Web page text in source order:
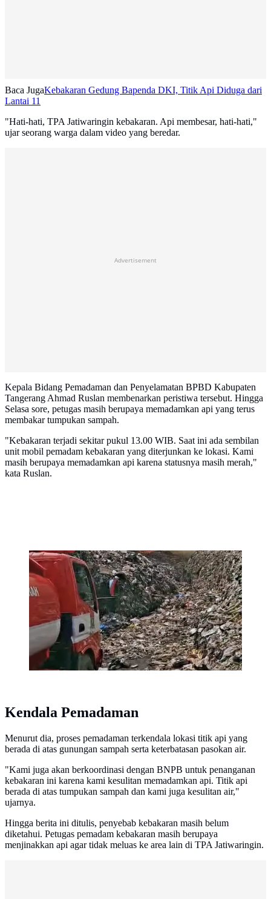
Baca JugaKebakaran Gedung Bapenda DKI, Titik Api Diduga dari
Lantai 11
"Hati-hati, TPA Jatiwaringin kebakaran. Api membesar, hati-hati,"
ujar seorang warga dalam video yang beredar.
Advertisement
Kepala Bidang Pemadaman dan Penyelamatan BPBD Kabupaten
Tangerang Ahmad Ruslan membenarkan peristiwa tersebut. Hingga
Selasa sore, petugas masih berupaya memadamkan api yang terus
membakar tumpukan sampah.
"Kebakaran terjadi sekitar pukul 13.00 WIB. Saat ini ada sembilan
unit mobil pemadam kebakaran yang diterjunkan ke lokasi. Kami
masih berupaya memadamkan api karena statusnya masih merah,"
kata Ruslan.
Terbakar Hebat di TPA Jatiwaringin Tangerang,
Keluarkan Kepulan Asap Pekat
Kendala Pemadaman
Menurut dia, proses pemadaman terkendala lokasi titik api yang
berada di atas gunungan sampah serta keterbatasan pasokan air.
"Kami juga akan berkoordinasi dengan BNPB untuk penanganan
kebakaran ini karena kami kesulitan memadamkan api. Titik api
berada di atas tumpukan sampah dan kami juga kesulitan air,"
ujarnya.
Hingga berita ini ditulis, penyebab kebakaran masih belum
diketahui. Petugas pemadam kebakaran masih berupaya
menjinakkan api agar tidak meluas ke area lain di TPA Jatiwaringin.